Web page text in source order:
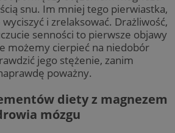
snu. Im mniej tego pierwiastka,
i zrelaksować. Drażliwość,
senności to pierwsze objawy
możemy cierpieć na niedobór
jego stężenie, zanim
poważny.
diety z magnezem
mózgu